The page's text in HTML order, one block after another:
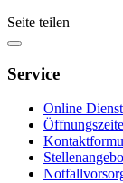
Seite teilen
Service
Online